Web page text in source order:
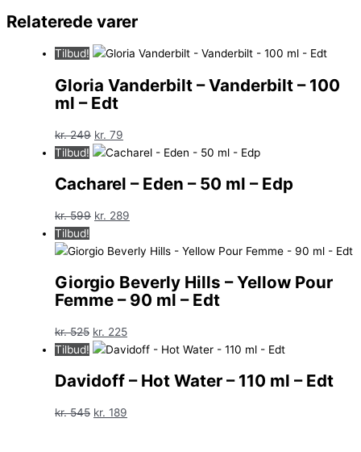
Relaterede varer
Tilbud!
Gloria Vanderbilt – Vanderbilt – 100
ml – Edt
kr.249 Den
oprindelige
var:
kr. 79
aktuelle
er:
Tilbud!
Cacharel – Eden – 50 ml – Edp
kr.599 Den
pris
kr. 599.
kr. 289
pris
kr. 289.
Tilbud!
Giorgio Beverly Hills – Yellow Pour
Femme – 90 ml – Edt
kr.525 Den
oprindelige
var:
kr. 225Den
aktuelle
er:
Tilbud!
Davidoff – Hot Water – 110 ml – Edt
kr.545 Den
kr. 189